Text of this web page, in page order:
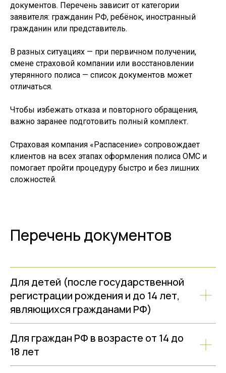
документов. Перечень зависит от категории
заявителя: гражданин РФ, ребёнок, иностранный
гражданин или представитель.
В разных ситуациях — при первичном получении,
смене страховой компании или восстановлении
утерянного полиса — список документов может
отличаться.
Чтобы избежать отказа и повторного обращения,
важно заранее подготовить полный комплект.
Страховая компания «Распасение» сопровождает
клиентов на всех этапах оформления полиса ОМС и
помогает пройти процедуру быстро и без лишних
сложностей.
Перечень документов
Для детей (после государственной
регистрации рождения и до 14 лет,
являющихся гражданами РФ)
Для граждан РФ в возрасте от 14 до
18 лет